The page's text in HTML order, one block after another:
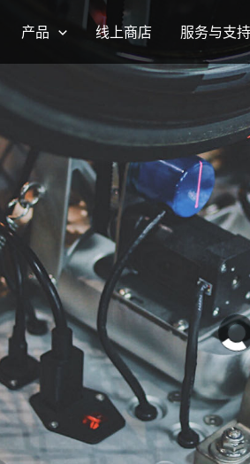
产品 线上商店 服务与支持
停不